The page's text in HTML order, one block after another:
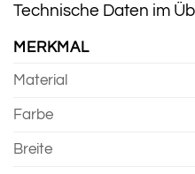
Technische Daten im
MERKMAL
Material
Farbe
Breite